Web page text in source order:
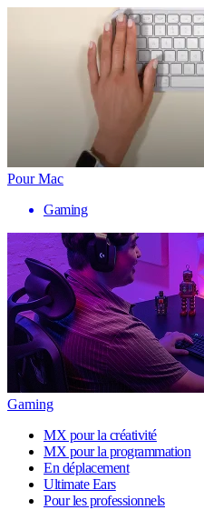
Pour Mac
Gaming
Gaming
MX pour la créativité
MX pour la programmation
En déplacement
Ultimate Ears
Pour les professionnels